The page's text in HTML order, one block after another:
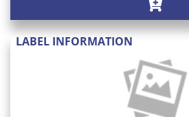
LABEL INFORMATION